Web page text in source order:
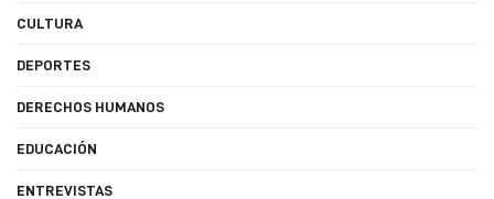
CULTURA
DEPORTES
DERECHOS HUMANOS
EDUCACIÓN
ENTREVISTAS